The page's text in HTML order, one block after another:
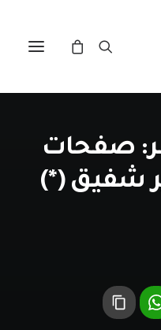
صفحات
شفيق (*)